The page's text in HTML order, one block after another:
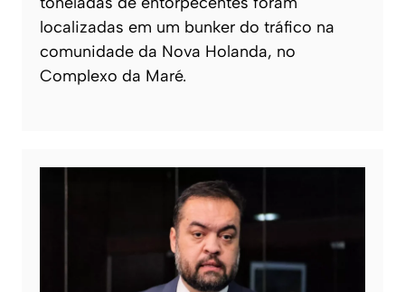
localizadas em um bunker do tráfico na
comunidade da Nova Holanda, no
Complexo da Maré.